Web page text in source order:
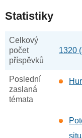
Statistiky
Celkový
počet
příspěvků
1320
Poslední
zaslaná
témata